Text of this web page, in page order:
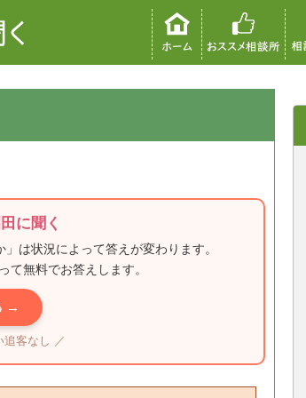
に聞く
は状況によって答えが変わります。
て無料でお答えします。
→
追客なし ／